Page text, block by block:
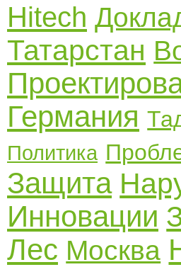
Hitech
Татарстан
Германия
Политика
Защита
Инновации
Лес Москва